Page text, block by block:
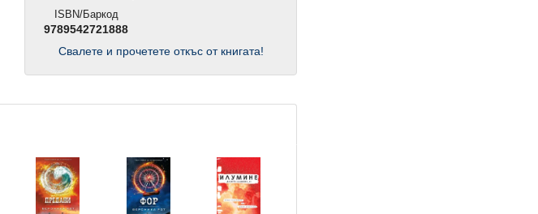
ISBN/Баркод
9789542721888
Свалете и прочетете откъс от книгата!